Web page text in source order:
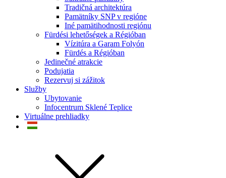
Tradičná architektúra
Pamätníky SNP v regióne
Iné pamätihodnosti regiónu
Fürdési lehetőségek a Régióban
Vízitúra a Garam Folyón
Fürdés a Régióban
Jedinečné atrakcie
Podujatia
Rezervuj si zážitok
Služby
Ubytovanie
Infocentrum Sklené Teplice
Virtuálne prehliadky